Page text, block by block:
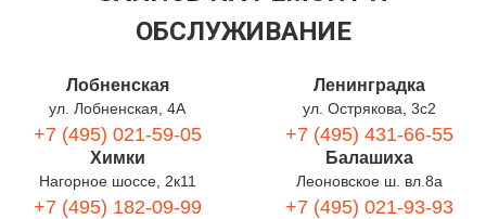
ОБСЛУЖИВАНИЕ
Лобненская
ул. Лобненская, 4А
+7 (495) 021-59-05
Ленинградка
ул. Острякова, 3с2
+7 (495) 431-66-55
Химки
Нагорное шоссе, 2к11
+7 (495) 182-09-99
Балашиха
Леоновское ш. вл.8а
+7 (495) 021-93-93